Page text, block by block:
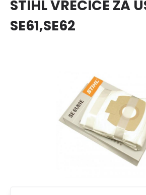
STIHL VREĆICE ZA
SE61,SE62